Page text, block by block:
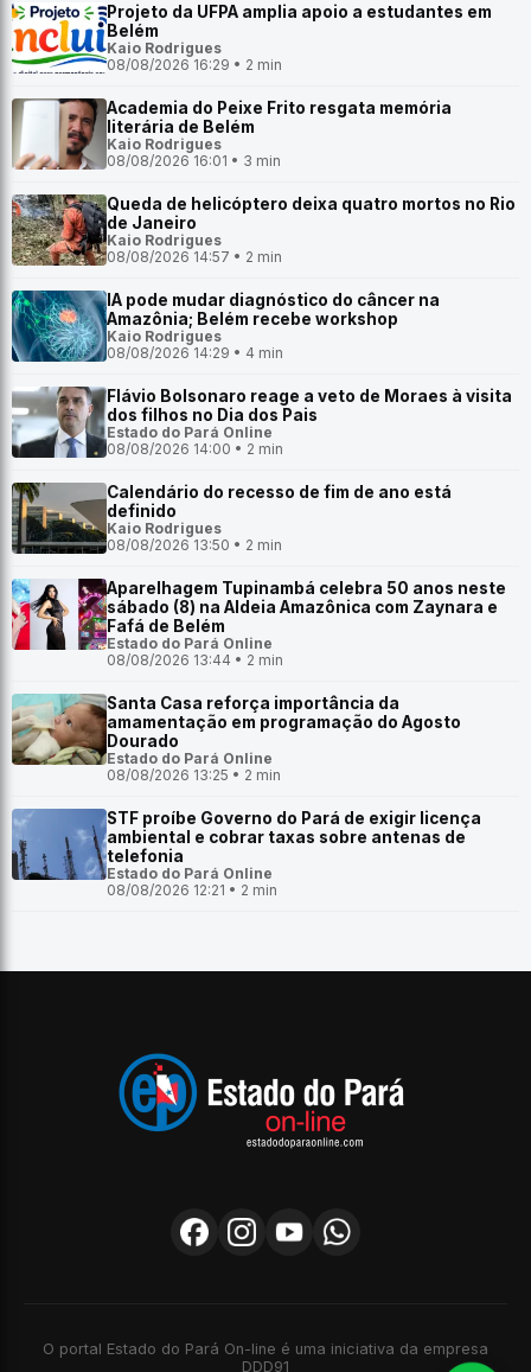
Projeto da UFPA amplia apoio a estudantes em
Belém
Kaio Rodrigues
08/08/2026 16:29 • 2 min
Academia do Peixe Frito resgata memória
literária de Belém
Kaio Rodrigues
08/08/2026 16:01 • 3 min
Queda de helicóptero deixa quatro mortos no Rio
de Janeiro
Kaio Rodrigues
08/08/2026 14:57 • 2 min
IA pode mudar diagnóstico do câncer na
Amazônia; Belém recebe workshop
Kaio Rodrigues
08/08/2026 14:29 • 4 min
Flávio Bolsonaro reage a veto de Moraes à visita
dos filhos no Dia dos Pais
Estado do Pará Online
08/08/2026 14:00 • 2 min
Calendário do recesso de fim de ano está
definido
Kaio Rodrigues
08/08/2026 13:50 • 2 min
Aparelhagem Tupinambá celebra 50 anos neste
sábado (8) na Aldeia Amazônica com Zaynara e
Fafá de Belém
Estado do Pará Online
08/08/2026 13:44 • 2 min
Santa Casa reforça importância da
amamentação em programação do Agosto
Dourado
Estado do Pará Online
08/08/2026 13:25 • 2 min
STF proíbe Governo do Pará de exigir licença
ambiental e cobrar taxas sobre antenas de
telefonia
Estado do Pará Online
08/08/2026 12:21 • 2 min
O portal Estado do Pará On-line é uma iniciativa da empresa
DDD91